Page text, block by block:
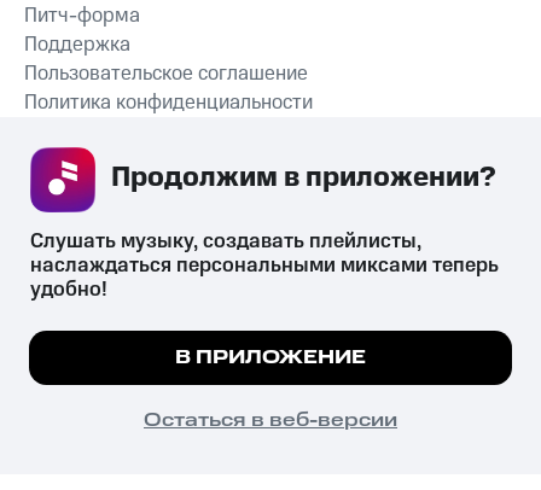
СКАЧАТЬ ПРИЛОЖЕНИЕ
Питч-форма
Поддержка
Пользовательское соглашение
Политика конфиденциальности
психотропных веществ, их аналогов причиняет вред здоровью,
их незаконный оборот запрещён и влечёт установленную
законодательством ответственность.
© 2026 ООО «КИОН».
Все права защищены
Мы используем куки, чтобы на сайте все
Подробнее
ПОНЯТНО
Слушать музыку, создавать плейлисты,
наслаждаться персональными миксами теперь
удобно!
В ПРИЛОЖЕНИЕ
Остаться в веб-версии